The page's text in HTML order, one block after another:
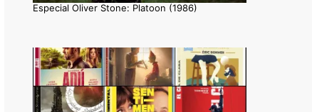
Especial Oliver Stone: Platoon (1986)